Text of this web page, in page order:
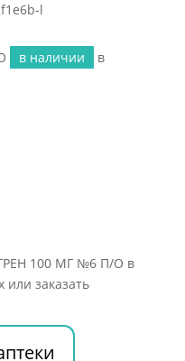
l
в наличии
в
100 МГ №6 П/О в
или заказать